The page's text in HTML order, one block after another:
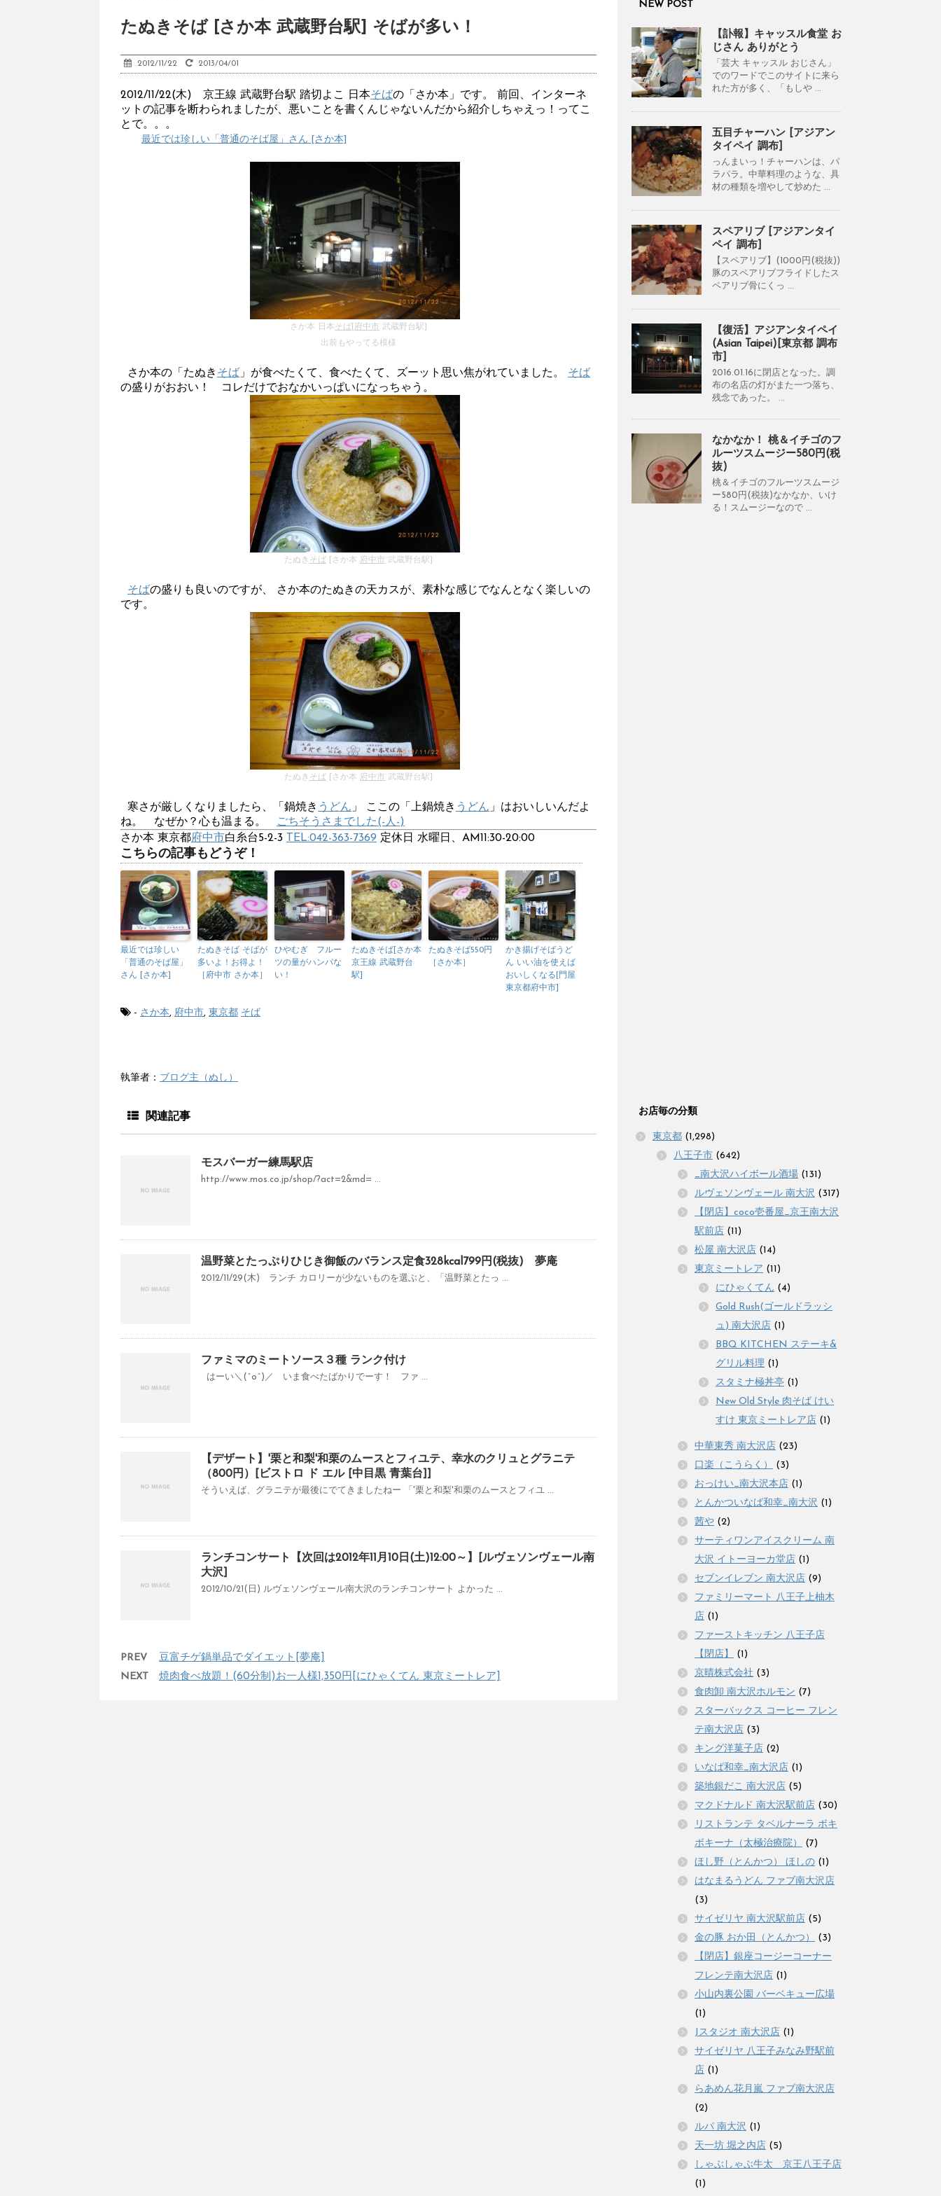
たぬきそば [さか本 武蔵野台駅] そばが多い！
2012/11/22 2013/04/01
2012/11/22(木) 京王線 武蔵野台駅 踏切よこ 日本そばの「さか本」です。 前回、インターネ
ットの記事を断わられましたが、悪いことを書くんじゃないんだから紹介しちゃえっ！ってこ
とで。。。
最近では珍しい「普通のそば屋」さん [さか本]
さか本 日本そば 府中市 武蔵野台駅]
出前もやってる模様
さか本の「たぬき そば 」が食べたくて、食べたくて、ズーット思い焦がれていました。 そば
の盛りがおおい！ コレだけでおなかいっぱいになっちゃう。
たぬき そば [さか本 府中市 武蔵野台駅]
そばの盛りも良いのですが、 さか本のたぬきの天カスが、素朴な感じでなんとなく楽しいの
です。
たぬき そば [さか本 府中市 武蔵野台駅]
寒さが厳しくなりましたら、「鍋焼き うどん 」 ここの「上鍋焼き うどん 」はおいしいんだよ
ね。 なぜか？心も温まる。
ごちそうさまでした(-人-)
さか本 東京都府中市白糸台5-2-3 TEL:042-363-7369 定休日 水曜日、AM11:30-20:00
こちらの記事もどうぞ！
最近では珍しい
「普通のそば屋」
さん [さか本]
たぬきそば そばが
多いよ！お得よ！
［府中市 さか本］
ひやむぎ フルー
ツの量がハンパな
い！
たぬきそば[さか本
京王線 武蔵野台
駅]
たぬきそば550円
［さか本］
かき揚げそばうど
ん いい油を使えば
おいしくなる[門屋
東京都府中市]
- さか本, 府中市, 東京都 そば
執筆者： ブログ主（ぬし）
関連記事
モスバーガー練馬駅店
http://www.mos.co.jp/shop/?act=2&md= ...
温野菜とたっぷりひじき御飯のバランス定食328kcal799円(税抜) 夢庵
2012/11/29(木) ランチ カロリーが少ないものを選ぶと、「温野菜とたっ ...
ファミマのミートソース３種 ランク付け
はーい＼(^o^)／ いま食べたばかりでーす！ ファ ...
【デザート】'栗と和梨'和栗のムースとフィユテ、幸水のクリュとグラニテ
（800円）[ビストロ ド エル [中目黒 青葉台]]
そういえば、グラニテが最後にでてきましたねー 「'栗と和梨'和栗のムースとフィユ ...
ランチコンサート【次回は2012年11月10日(土)12:00～】[ルヴェソンヴェール南
大沢]
2012/10/21(日) ルヴェソンヴェール南大沢のランチコンサート よかった ...
PREV
豆富チゲ鍋単品でダイエット[夢庵]
NEXT
焼肉食べ放題！(60分制)お一人様1,350円[にひゃくてん 東京ミートレア]
NEW POST
【訃報】キャッスル食堂 お
じさん ありがとう
「芸大 キャッスル おじさん」
でのワードでこのサイトに来ら
れた方が多く、「もしや ...
五目チャーハン [アジアン
タイペイ 調布]
っんまいっ！チャーハンは、パ
ラパラ。中華料理のような、具
材の種類を増やして炒めた ...
スペアリブ [アジアンタイ
ペイ 調布]
【スペアリブ】(1000円(税抜))
豚のスペアリブフライドしたス
ペアリブ骨にくっ ...
【復活】アジアンタイペイ
(Asian Taipei)[東京都 調布
市]
2016.01.16に閉店となった。調
布の名店の灯がまた一つ落ち、
残念であった。 ...
なかなか！ 桃＆イチゴのフ
ルーツスムージー580円(税
抜)
桃＆イチゴのフルーツスムージ
ー580円(税抜)なかなか、いけ
る！スムージーなので ...
お店毎の分類
東京都 (1,298)
八王子市 (642)
_南大沢ハイボール酒場 (131)
ルヴェソンヴェール 南大沢 (317)
【閉店】coco壱番屋_京王南大沢
駅前店 (11)
松屋 南大沢店 (14)
東京ミートレア (11)
にひゃくてん (4)
Gold Rush(ゴールドラッシ
ュ) 南大沢店 (1)
BBQ KITCHEN ステーキ&
グリル料理 (1)
スタミナ極丼亭 (1)
New Old Style 肉そば けい
すけ 東京ミートレア店 (1)
中華東秀 南大沢店 (23)
口楽（こうらく）
(3)
おっけい_南大沢本店 (1)
とんかついなば和幸_南大沢 (1)
茜や (2)
サーティワンアイスクリーム 南
大沢 イトーヨーカ堂店 (1)
セブンイレブン 南大沢店 (9)
ファミリーマート 八王子上柚木
店 (1)
ファーストキッチン 八王子店
【閉店】
(1)
京晴株式会社 (3)
食肉卸 南大沢ホルモン (7)
スターバックス コーヒー フレン
テ南大沢店 (3)
キング洋菓子店 (2)
いなば和幸_南大沢店 (1)
築地銀だこ 南大沢店 (5)
マクドナルド 南大沢駅前店 (30)
リストランテ タベルナーラ ボキ
ボキーナ（太極治療院）
(7)
ほし野（とんかつ） ほしの (1)
はなまるうどん ファブ南大沢店
(3)
サイゼリヤ 南大沢駅前店 (5)
金の豚 おか田（とんかつ）
(3)
【閉店】銀座コージーコーナー
フレンテ南大沢店 (1)
小山内裏公園 バーベキュー広場
(1)
Jスタジオ 南大沢店 (1)
サイゼリヤ 八王子みなみ野駅前
店 (1)
らあめん花月嵐 ファブ南大沢店
(2)
ルパ 南大沢 (1)
天一坊 堀之内店 (5)
しゃぶしゃぶ牛太 京王八王子店
(1)